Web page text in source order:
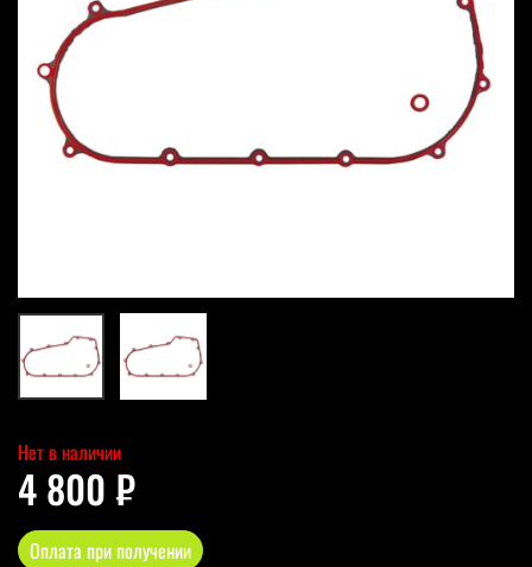
Нет в наличии
4 800 ₽
Оплата при получении